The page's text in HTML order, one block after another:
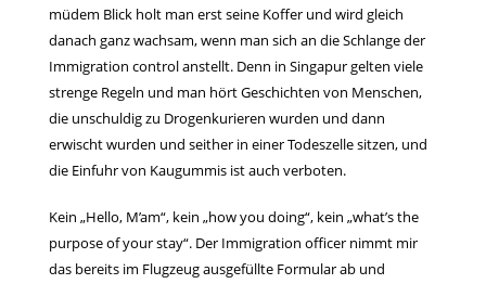
müdem Blick holt man erst seine Koffer und wird gleich
danach ganz wachsam, wenn man sich an die Schlange der
Immigration control anstellt. Denn in Singapur gelten viele
strenge Regeln und man hört Geschichten von Menschen,
die unschuldig zu Drogenkurieren wurden und dann
erwischt wurden und seither in einer Todeszelle sitzen, und
die Einfuhr von Kaugummis ist auch verboten.
Kein „Hello, M’am“, kein „how you doing“, kein „what’s the
purpose of your stay“. Der Immigration officer nimmt mir
das bereits im Flugzeug ausgefüllte Formular ab und